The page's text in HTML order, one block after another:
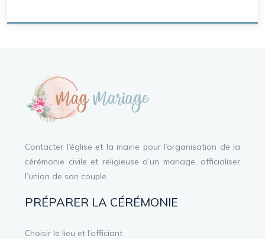
Contacter l’église et la mairie pour l’organisation de la
cérémonie civile et religieuse d’un mariage, officialiser
l’union de son couple.
PRÉPARER LA CÉRÉMONIE
Choisir le lieu et l’officiant